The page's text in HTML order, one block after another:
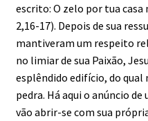
escrito: O zelo por tua casa
2,16-17). Depois de sua
mantiveram um respeito
no limiar de sua Paixão,
esplêndido edifício, do qual
pedra. Há aqui o anúncio
vão abrir-se com sua